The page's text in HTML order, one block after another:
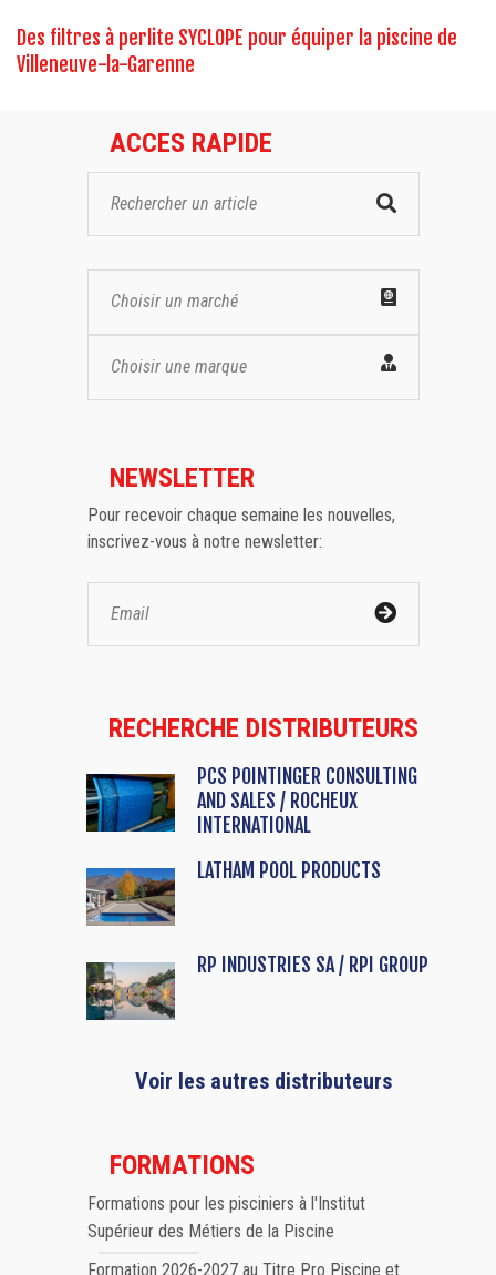
Des filtres à perlite SYCLOPE pour équiper la piscine de
Villeneuve-la-Garenne
ACCES RAPIDE
Choisir un marché
Choisir une marque
NEWSLETTER
Pour recevoir chaque semaine les nouvelles,
inscrivez-vous à notre newsletter:
RECHERCHE DISTRIBUTEURS
PCS POINTINGER CONSULTING
AND SALES / ROCHEUX
INTERNATIONAL
LATHAM POOL PRODUCTS
RP INDUSTRIES SA / RPI GROUP
Voir les autres distributeurs
FORMATIONS
Formations pour les pisciniers à l'Institut
Supérieur des Métiers de la Piscine
Formation 2026-2027 au Titre Pro Piscine et